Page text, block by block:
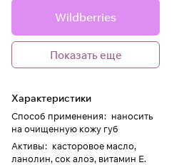
Wildberries
Показать еще
Характеристики
Способ применения: наносить
на очищенную кожу губ
Активы: касторовое масло,
ланолин, сок алоэ, витамин Е.